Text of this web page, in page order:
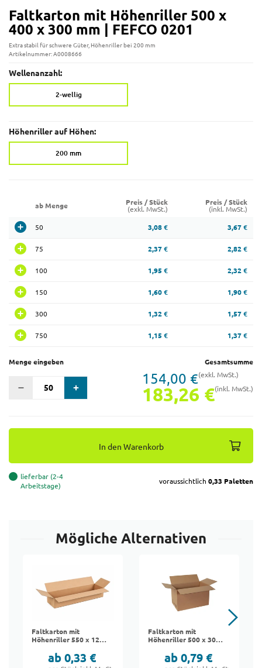
Faltkarton mit Höhenriller 500 x
400 x 300 mm | FEFCO 0201
Extra stabil für schwere Güter, Höhenriller bei 200 mm
Artikelnummer: A0008666
Wellenanzahl:
2-wellig
Höhenriller auf Höhen:
200 mm
ab Menge
Preis / Stück
(exkl. MwSt.)
Preis / Stück
(inkl. MwSt.)
50 3,08 € 3,67 €
75 2,37 € 2,82 €
100 1,95 € 2,32 €
150 1,60 € 1,90 €
300 1,32 € 1,57 €
750 1,15 € 1,37 €
Menge eingeben Gesamtsumme
154,00 €(exkl. MwSt.)
183,26 €(inkl. MwSt.)
In den Warenkorb
lieferbar (2-4
Arbeitstage)
voraussichtlich 0,33 Paletten
Mögliche Alternativen
Faltkarton mit
Höhenriller 550 x 120
ab 0,33 €
Faltkarton mit
Höhenriller 500 x 300
ab 0,79 €